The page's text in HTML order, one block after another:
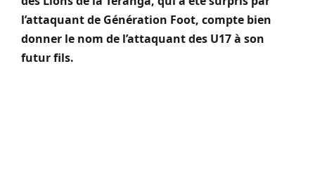
l’attaquant de Génération Foot, compte bien
donner le nom de l’attaquant des U17 à son
futur fils.